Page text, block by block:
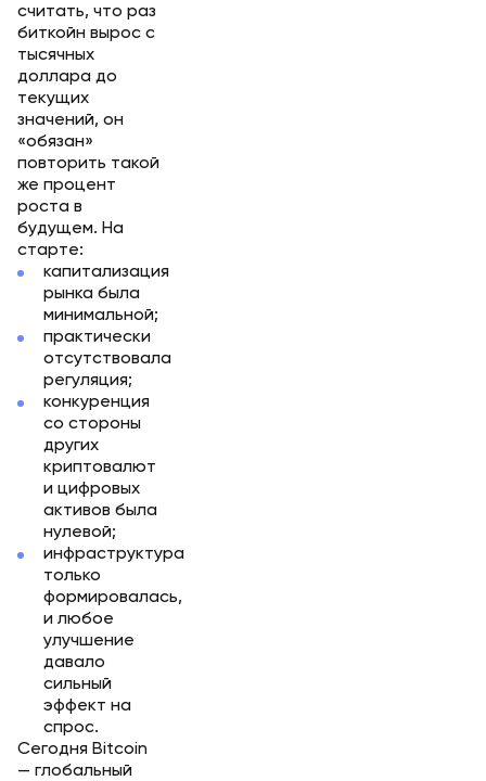
считать, что раз
биткойн вырос с
тысячных
доллара до
текущих
значений, он
«обязан»
повторить такой
же процент
роста в
будущем. На
старте:
капитализация
рынка была
минимальной;
практически
отсутствовала
регуляция;
конкуренция
со стороны
других
криптовалют
и цифровых
активов была
нулевой;
инфраструктура
только
формировалась,
и любое
улучшение
давало
сильный
эффект на
спрос.
Сегодня Bitcoin
— глобальный